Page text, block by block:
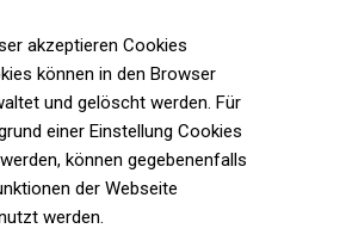
akzeptieren Cookies
können in den Browser
und gelöscht werden. Für
einer Einstellung Cookies
können gegebenenfalls
der Webseite
werden.